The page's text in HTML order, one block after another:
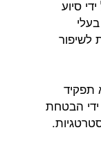
סיוע
לשיפור
תפקיד
ידי הבטחת